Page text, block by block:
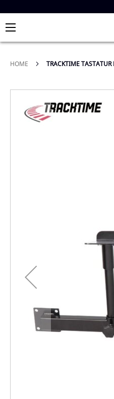
HOME TRACKTIME TASTATUR
Bildergalerie